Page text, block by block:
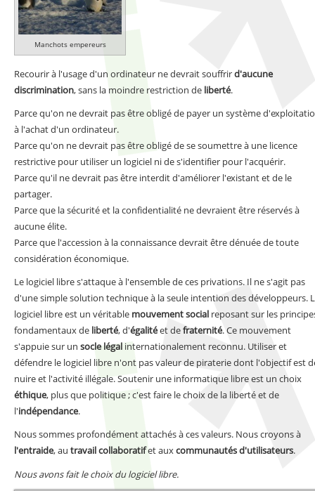
Manchots empereurs
Recourir à l'usage d'un ordinateur ne devrait souffrird'aucune
discrimination, sans la moindre restriction de liberté.
Parce qu'on ne devrait pas être obligé de payer un système
à l'achat d'un ordinateur.
Parce qu'on ne devrait pas être obligé de se soumettre à une licence
restrictive pour utiliser un logiciel ni de s'identifier pour l'acquérir.
Parce qu'il ne devrait pas être interdit d'améliorer l'existant et de le
partager.
Parce que la sécurité et la confidentialité ne devraient être réservés à
aucune élite.
Parce que l'accession à la connaissance devrait être dénuée de toute
considération économique.
Le logiciel libre s'attaque à l'ensemble de ces privations. Il ne s'agit pas
d'une simple solution technique à la seule intention des développeurs.
logiciel libre est un véritable mouvement social reposant sur les
fondamentaux de liberté, d'égalitéet defraternité. Ce mouvement
s'appuie sur un socle légal internationalement reconnu. Utiliser et
défendre le logiciel libre n'ont pas valeur de piraterie dont l'objectif est
nuire et l'activité illégale. Soutenir une informatique libre est un choix
éthique, plus que politique ; c'est faire le choix de la liberté et de
l'indépendance.
Nous sommes profondément attachés à ces valeurs. Nous croyons à
l'entraide, au travail collaboratifet auxcommunautés d'utilisateurs.
Nous avons fait le choix du logiciel libre.